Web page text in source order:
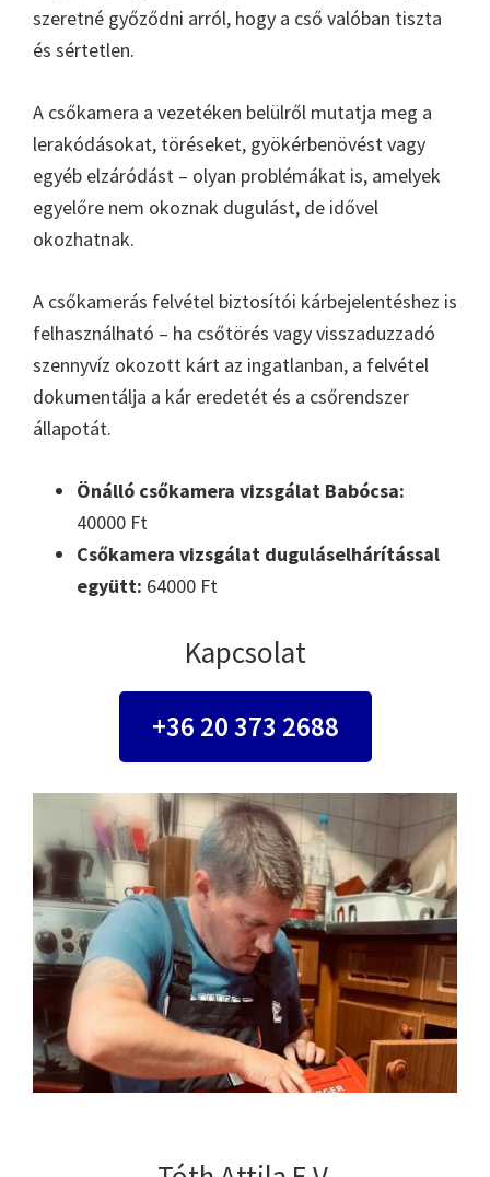
szeretné győződni arról, hogy a cső valóban tiszta
és sértetlen.
A csőkamera a vezetéken belülről mutatja meg a
lerakódásokat, töréseket, gyökérbenövést vagy
egyéb elzáródást – olyan problémákat is, amelyek
egyelőre nem okoznak dugulást, de idővel
okozhatnak.
A csőkamerás felvétel biztosítói kárbejelentéshez is
felhasználható – ha csőtörés vagy visszaduzzadó
szennyvíz okozott kárt az ingatlanban, a felvétel
dokumentálja a kár eredetét és a csőrendszer
állapotát.
Önálló csőkamera vizsgálat Babócsa:
40000 Ft
Csőkamera vizsgálat duguláselhárítással
együtt: 64000 Ft
Kapcsolat
+36 20 373 2688